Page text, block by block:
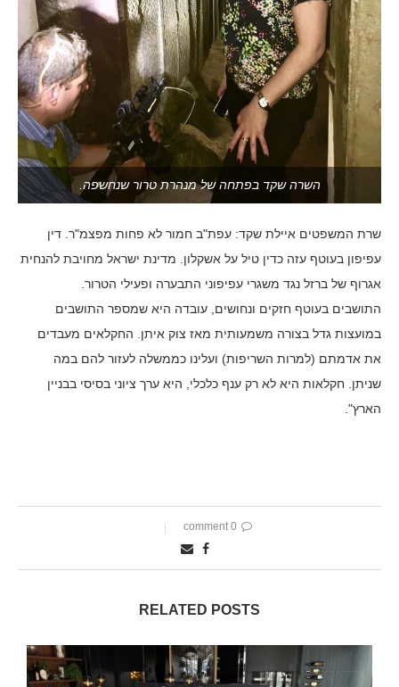
השרה שקד בפתחה של מנהרת טרור שנחשפה.
שרת המשפטים איילת שקד: עפת"ב חמור לא פחות מפצמ"ר. דין
עפיפון בעוטף עזה כדין טיל על אשקלון. מדינת ישראל מחויבת להנחית
אגרוף של ברזל נגד משגרי עפיפוני התבערה ופעילי הטרור.
התושבים בעוטף חזקים ונחושים, עובדה היא שמספר התושבים
במועצות גדל בצורה משמעותית מאז צוק איתן. החקלאים מעבדים
את אדמתם (למרות השריפות) ועלינו כממשלה לעזור להם במה
שניתן. חקלאות היא לא רק ענף כלכלי, היא ערך ציוני בסיסי בבניין
הארץ".
0 comment
RELATED POSTS